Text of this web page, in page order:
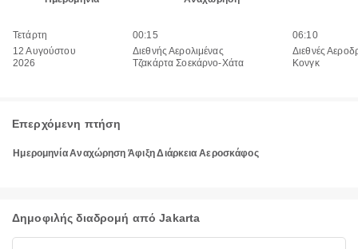
Τετάρτη
12 Αυγούστου
2026
00:15
Διεθνής Αερολιμένας
Τζακάρτα Σοεκάρνο-Χάτα
06:10
Διεθνές
Κονγκ
Επερχόμενη πτήση
ΗμερομηνίαΑναχώρηση ΆφιξηΔιάρκεια Αεροσκάφος
Δημοφιλής διαδρομή από Jakarta